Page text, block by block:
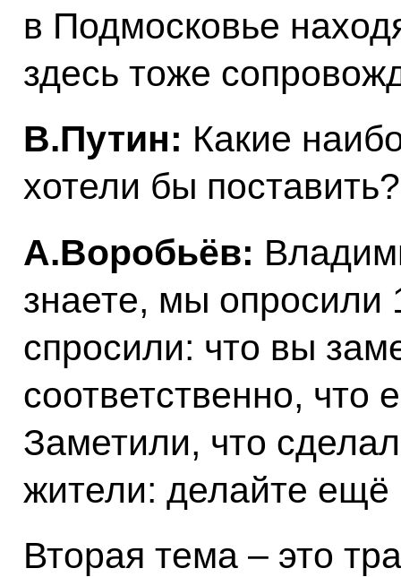
в Подмосковье
здесь тоже
В.Путин: Какие
хотели бы поставить?
А.Воробьёв:
знаете, мы опросили
спросили: что вы
соответственно,
Заметили, что
жители: делайте ещё
Вторая тема – это